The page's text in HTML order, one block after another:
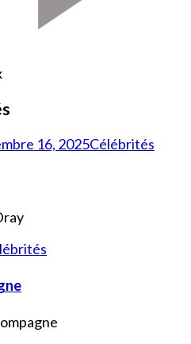
16, 2025Célébrités